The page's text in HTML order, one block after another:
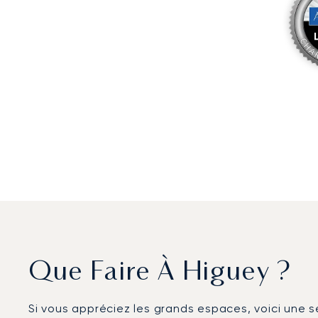
Que Faire À Higuey ?
Si vous appréciez les grands espaces, voici une